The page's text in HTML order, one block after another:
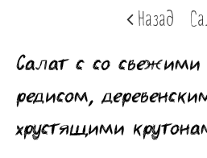
Наши заведения
Вакансии
Банкеты
Назад
Салат с со свежими
редисом,
хрустящими